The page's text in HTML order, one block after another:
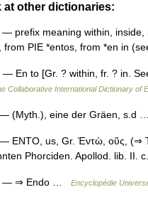
at other dictionaries:
— prefix meaning within, inside,
from PIE *entos, from *en in
— En to [Gr. ? within, fr. ? in.
Collaborative International Dictionary of
— (Myth.), eine der Gräen, s.d
— ENTO, us, Gr. Ἐντὼ, οῦς, (⇒
Phorciden. Apollod. lib. II.
— ⇒ Endo … Encyclopédie